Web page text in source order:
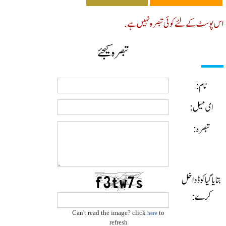
کے لئے کوئی تبصرہ نہیں ہے.
تبصرہ کیجئے
نام:
ای میل:
تبصرہ:
گیا کوڈ داخل
کرے:
Can't read the image? clickhere
refresh